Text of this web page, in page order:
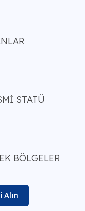
STATÜ
BÖLGELER
Alın